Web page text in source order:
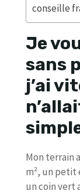
conseille
Je
sans
j’ai
Mon terrain
m², un petit
un coin vert